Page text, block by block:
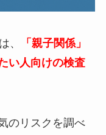
、
「親子関係」
い人向けの検査
のリスクを調べ